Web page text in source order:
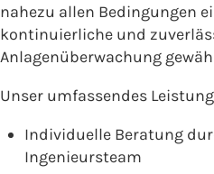
nahezu allen Bedingungen
kontinuierliche und
Anlagenüberwachung
Unser umfassendes
Individuelle Beratung
Ingenieursteam